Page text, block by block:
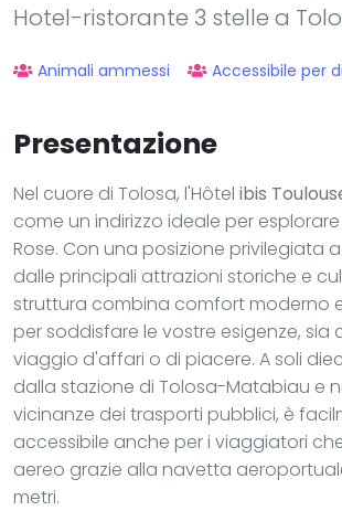
Hotel-ristorante 3 stelle a
Animali ammessi Accessibile per
Presentazione
Nel cuore di Tolosa, l'Hôtel ibis
come un indirizzo ideale per
Rose. Con una posizione privilegiata
dalle principali attrazioni storiche e
struttura combina comfort moderno
per soddisfare le vostre esigenze, sia
viaggio d'affari o di piacere. A soli
dalla stazione di Tolosa-Matabiau e
vicinanze dei trasporti pubblici, è
accessibile anche per i viaggiatori
aereo grazie alla navetta
metri.